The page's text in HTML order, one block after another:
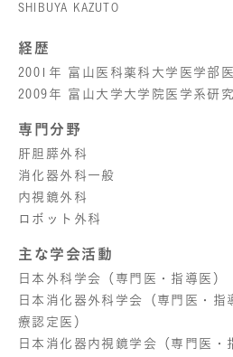
SHIBUYA KAZUTO
経歴
2001年 富山医科薬科大学医学部
2009年 富山大学大学院医学系研
専門分野
肝胆膵外科
消化器外科一般
内視鏡外科
ロボット外科
主な学会活動
日本外科学会（専門医・指導医）
日本消化器外科学会（専門医・指
療認定医）
日本消化器内視鏡学会（専門医・